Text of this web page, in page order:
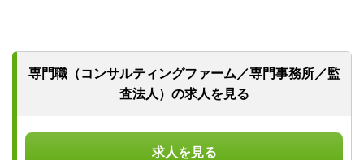
専門職（コンサルティングファーム／専門事務所／監
査法人）の求人を見る
求人を見る